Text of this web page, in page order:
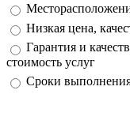
Варианты
Низкая цена,
Гарантия и
стоимость услуг
Сроки выполнения